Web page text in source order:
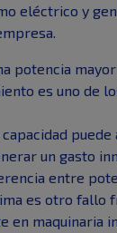
eléctrico y
potencia
es uno de
un gasto
entre
es otro fallo
en maquinaria